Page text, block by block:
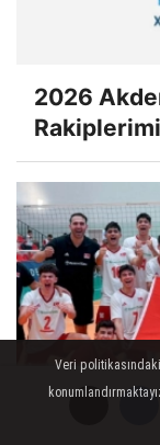
2026
Veri